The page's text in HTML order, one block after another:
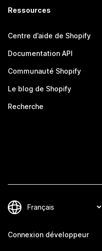
Ressources
Centre d’aide de Shopify
Documentation API
Communauté Shopify
Le blog de Shopify
Recherche
Connexion développeur